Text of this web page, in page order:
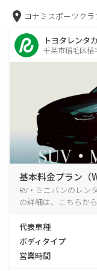
コナミスポーツクラ
トヨタレンタ
千葉市稲毛区稲
基本料金プラン（
RV・ミニバンのレン
の詳細は、こちらか
代表車種
ボディタイプ
営業時間